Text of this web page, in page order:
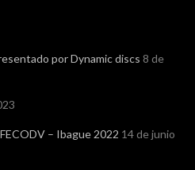
por Dynamic discs 8 de
– Ibague 2022 14 de junio